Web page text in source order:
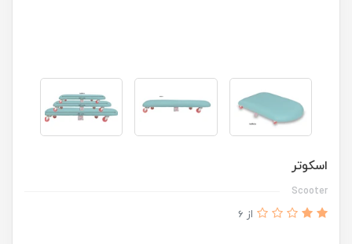
اسکوتر
Scooter
از 6